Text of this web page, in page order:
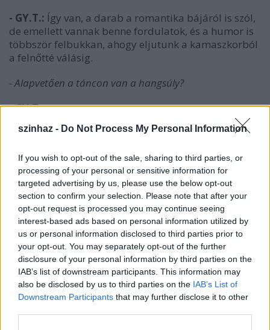
szinhaz - Do Not Process My Personal Information
If you wish to opt-out of the sale, sharing to third parties, or
processing of your personal or sensitive information for
targeted advertising by us, please use the below opt-out
section to confirm your selection. Please note that after your
opt-out request is processed you may continue seeing
interest-based ads based on personal information utilized by
us or personal information disclosed to third parties prior to
your opt-out. You may separately opt-out of the further
disclosure of your personal information by third parties on the
IAB’s list of downstream participants. This information may
also be disclosed by us to third parties on the IAB’s List of
Downstream Participants that may further disclose it to other
- GY.T.: Így van, a darab a romantika bájáról is szól,
de emellett vannak benne fordulatok, és a humor is
többször felbukkan, ahogy eljutunk a kamaszkorból
a felnőtté válásig.
- Alapvetően a táncon van a hangsúly?
- GY.T.:Nem. Ez mozgásszínház, azaz verbalitás
nélküli színház. Akrobatika, kontaktok, verekedések,
tánc, de mégis az átélés a fő feladat, és hogy hogyan
- Nem először játszik a társulat a Bakelitben. Miben lesz
más ez az előadás, mint a Bál vagy az Éden?
- GY.T.:Mindegyik előadás az oktatási anyagot
tükrözi, hiszen a színészképzésben ez egy
ügyességfejlesztő tréning összefoglalása, illetve
nagyon fontos, hogy a hallgatók színházi
körülmények között tudják alkalmazni a
megszerzett készségeket vagy betanult
mozgásformákat színészmesterséggel ötvözve.
- Február 7-én volt a Kamaszkorom... premierje a